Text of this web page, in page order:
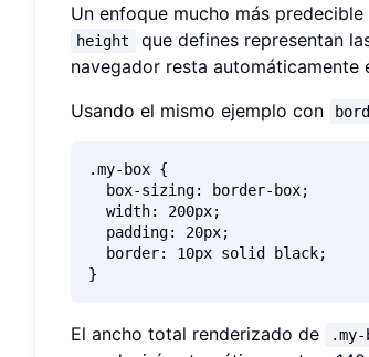
Un enfoque mucho más predecible
height que defines representan
navegador resta
Usando el mismo ejemplo con
.my-box {
  box-sizing: border-box;
  width: 200px;
  padding: 20px;
  border: 10px solid black;
El ancho total renderizado de .my-